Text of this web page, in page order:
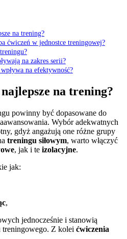
na trening?
ćwiczeń w jednostce treningowej?
na zakres serii?
na efektywność?
na trening?
powinny być dopasowane do
Wybór adekwatnych
gdyż angażują one różne grupy
treningu siłowym, warto włączyć
, jak i te izolacyjne.
jak:
,
jednocześnie i stanowią
treningowego. Z kolei ćwiczenia